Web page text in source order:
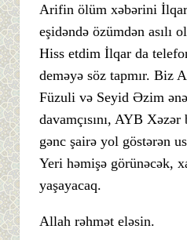
Arifin ölüm xəbərini
eşidəndə özümdən asılı
Hiss etdim İlqar da
deməyə söz tapmır. Biz
Füzuli və Seyid Əzim
davamçısını, AYB
gənc şairə yol göstərən
Yeri həmişə görünəcək,
yaşayacaq.
Allah rəhmət eləsin.